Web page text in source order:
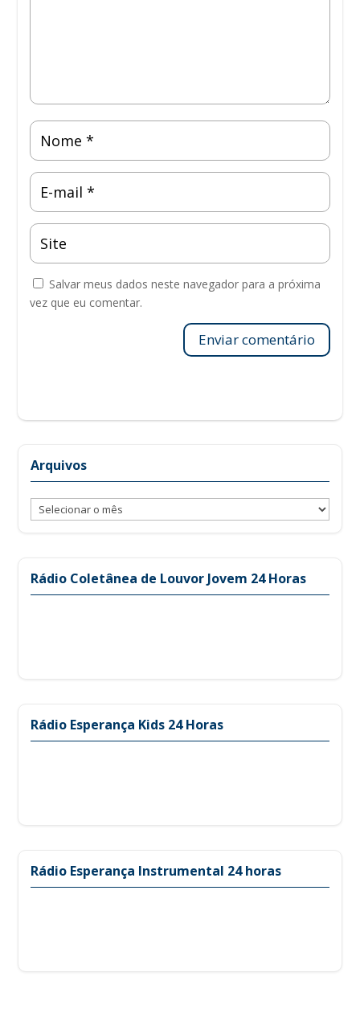
Salvar meus dados neste navegador para a próxima
vez que eu comentar.
Enviar comentário
Arquivos
Arquivos
Rádio Coletânea de Louvor Jovem 24 Horas
Rádio Esperança Kids 24 Horas
Rádio Esperança Instrumental 24 horas